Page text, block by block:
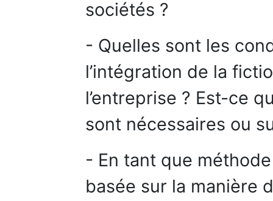
sociétés ?
- Quelles sont les
l’intégration de la
l’entreprise ? Est-ce
sont nécessaires ou
- En tant que
basée sur la manière